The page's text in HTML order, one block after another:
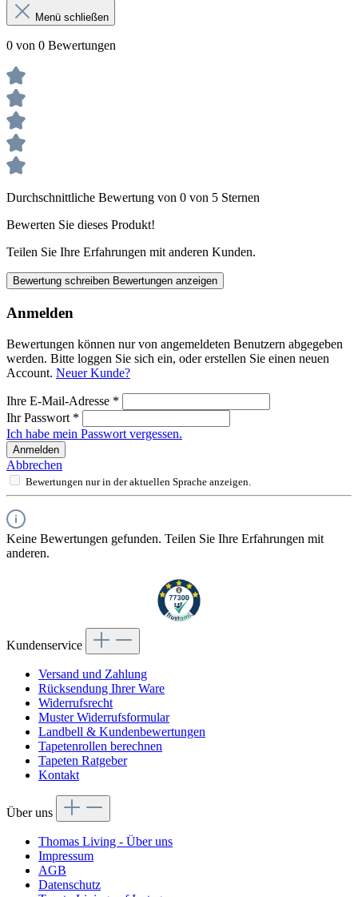
Menü schließen
0 von 0 Bewertungen
Durchschnittliche Bewertung von 0 von 5 Sternen
Bewerten Sie dieses Produkt!
Teilen Sie Ihre Erfahrungen mit anderen Kunden.
Bewertung schreiben Bewertungen anzeigen
Anmelden
Bewertungen können nur von angemeldeten Benutzern abgegeben
werden. Bitte loggen Sie sich ein, oder erstellen Sie einen neuen
Account. Neuer Kunde?
Ihre E-Mail-Adresse *
Ihr Passwort *
Ich habe mein Passwort vergessen.
Anmelden
Abbrechen
Bewertungen nur in der aktuellen Sprache anzeigen.
Keine Bewertungen gefunden. Teilen Sie Ihre Erfahrungen mit
anderen.
Kundenservice
Versand und Zahlung
Rücksendung Ihrer Ware
Widerrufsrecht
Muster Widerrufsformular
Landbell & Kundenbewertungen
Tapetenrollen berechnen
Tapeten Ratgeber
Kontakt
Über uns
Thomas Living - Über uns
Impressum
AGB
Datenschutz